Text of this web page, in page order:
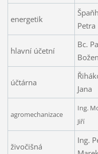
energetik
Petra
hlavní účetní
Bc.
účtárna
Jana
agromechanizace
Ing.
Jiří
živočišná
Ing.